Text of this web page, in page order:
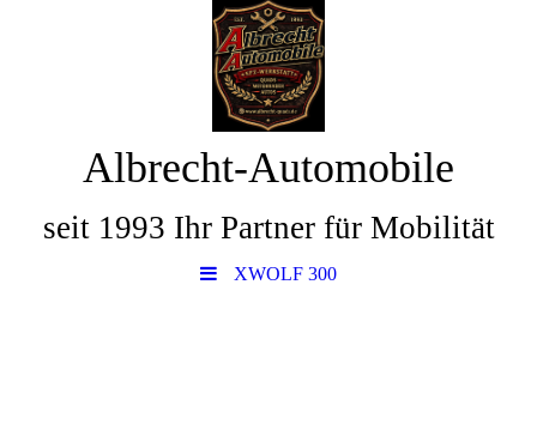
Albrecht-Automobile
seit 1993 Ihr Partner für Mobilität
XWOLF 300